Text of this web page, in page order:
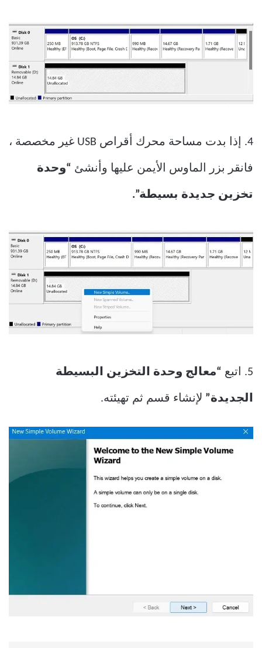
4. إذا بدت مساحة محرك أقراص USB غير مخصصة ،
فانقر بزر الماوس الأيمن عليها وأنشئ “وحدة
تخزين جديدة بسيطة”.
5. اتبع “معالج وحدة التخزين البسيطة
الجديدة” لإنشاء قسم ثم تهيئته.